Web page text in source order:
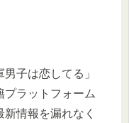
子は恋してる」
プラットフォーム
情報を漏れなく